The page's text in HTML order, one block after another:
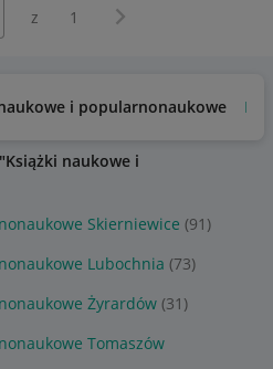
z 1 Następna strona
i popularnonaukowe
"Książki naukowe i
Skierniewice (91)
Lubochnia (73)
Żyrardów (31)
Tomaszów